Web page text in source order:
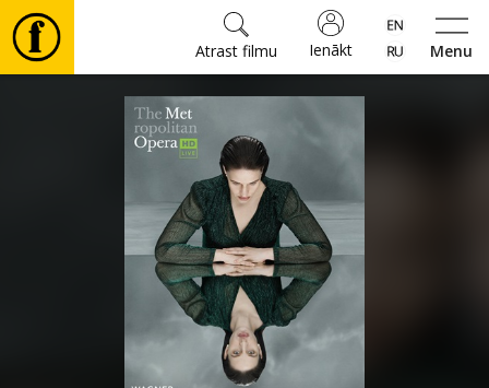
Menu
Ienākt
Atrast filmu
Pasākumi